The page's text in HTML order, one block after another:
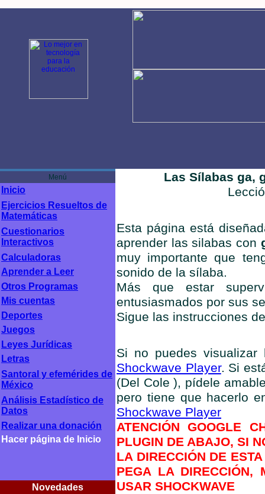
Las Sílabas ga,
Esta página está
aprender las silabas con
muy importante que
sonido de la sílaba.
Más que estar
entusiasmados por sus
Sigue las instrucciones
Si no puedes visualizar
Shockwave Player. Si
(Del Cole ), pídele
pero tiene que hacerlo
Shockwave Player
ATENCIÓN GOOGLE
PLUGIN DE ABAJO, SI
LA DIRECCIÓN DE
PEGA LA DIRECCIÓN,
USAR SHOCKWAVE
Menú
Inicio
Ejercicios Resueltos de
Matemáticas
Cuestionarios
Interactivos
Calculadoras
Aprender a Leer
Otros Programas
Mis cuentas
Deportes
Juegos
Leyes Jurídicas
Letras
Santoral y efemérides de
México
Análisis Estadístico de
Datos
Realizar una donación
Hacer página de Inicio
Novedades